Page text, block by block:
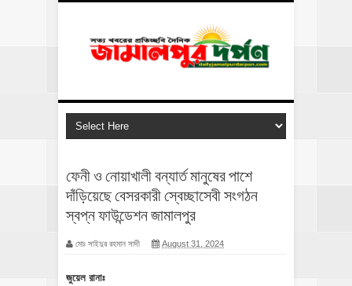
ফেনী ও নোয়াখালী বন্যার্ত মানুষের পাশে
দাঁড়িয়েছে বেসরকারী স্বেচ্ছাসেবী সংগঠন
স্বপ্ন ফাউন্ডেশন জামালপুর
মোঃ সাইদুর রহমান সাদী August 31, 2024
জুয়েল রানাঃ